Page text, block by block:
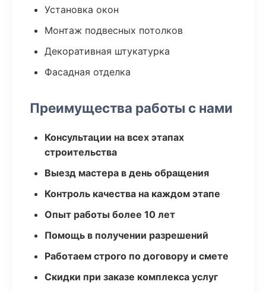
Установка окон
Монтаж подвесных потолков
Декоративная штукатурка
Фасадная отделка
Преимущества работы с нами
Консультации на всех этапах
строительства
Выезд мастера в день обращения
Контроль качества на каждом этапе
Опыт работы более 10 лет
Помощь в получении разрешений
Работаем строго по договору и смете
Скидки при заказе комплекса услуг